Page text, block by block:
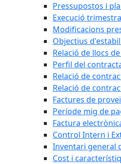
Pressupostos i
Execució
Modificacions
Objectius
Relació de llocs
Perfil del
Relació de
Relació de
Factures de
Període mig de
Factura
Control Intern i
Inventari general
Cost i